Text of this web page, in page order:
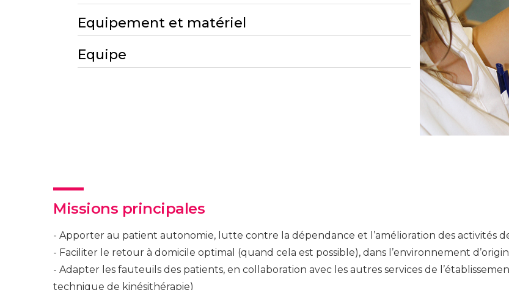
Equipement et matériel
Equipe
Missions principales
Apporter au patient autonomie, lutte contre la dépendance et l’amélioration des activités
Faciliter le retour à domicile optimal (quand cela est possible), dans l’environnement
Adapter les fauteuils des patients, en collaboration avec les autres services de
technique de kinésithérapie)